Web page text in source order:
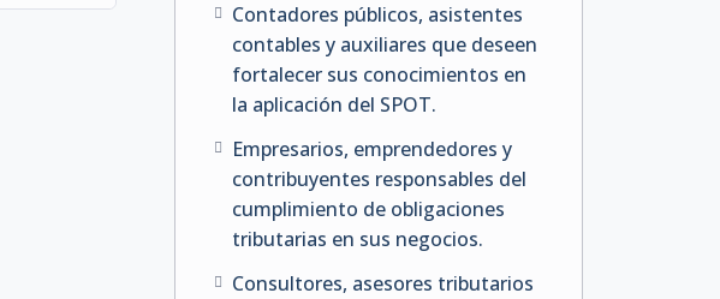
Contadores públicos, asistentes
contables y auxiliares que deseen
fortalecer sus conocimientos en
la aplicación del SPOT.
Empresarios, emprendedores y
contribuyentes responsables del
cumplimiento de obligaciones
tributarias en sus negocios.
Consultores, asesores tributarios